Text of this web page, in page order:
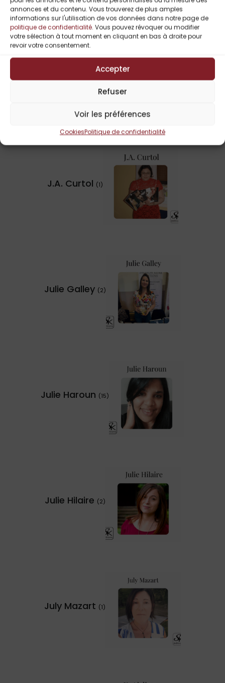
annonces et du contenu. Vous trouverez de plus amples
informations sur l'utilisation de vos données dans notre page de
politique de confidentialité. Vous pouvez révoquer ou modifier
votre sélection à tout moment en cliquant en bas à droite pour
revoir votre consentement.
Accepter
Refuser
Voir les préférences
CookiesPolitique de confidentialité
Iluka Roux(1)
J.A. Curtol (1)
Julie Galley (2)
Julie Haroun (15)
Julie Hilaire (2)
July Mazart (1)